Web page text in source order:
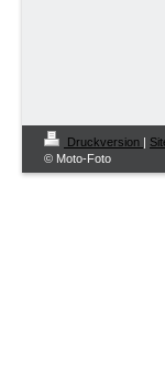
Druckversion |
© Moto-Foto